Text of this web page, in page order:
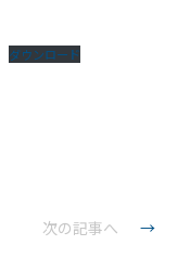
ダウンロード
次の記事へ →